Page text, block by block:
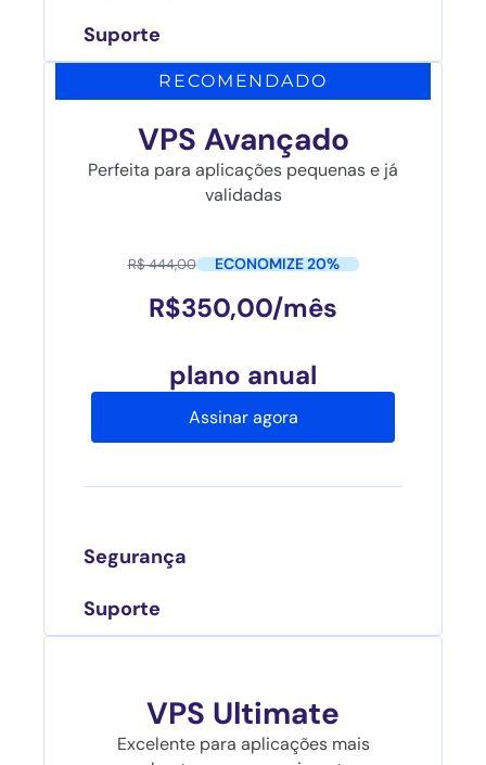
Suporte
RECOMENDADO
VPS Avançado
Perfeita para aplicações pequenas e já
validadas
R$ 444,00 ECONOMIZE 20%
R$350,00/mês
plano anual
Assinar agora
Segurança
Suporte
VPS Ultimate
Excelente para aplicações mais